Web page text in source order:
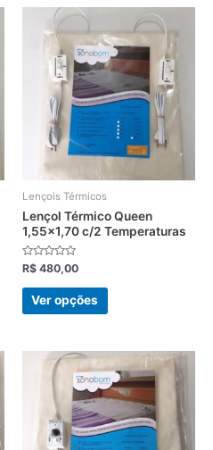
Lençois Térmicos
Lençol Térmico Queen
1,55×1,70 c/2 Temperaturas
Avaliação
0
de
R$ 480,00
Ver opções
produto
tem
várias
variantes.
As
opções
podem
na
página
Este
produto
tem
várias
variantes.